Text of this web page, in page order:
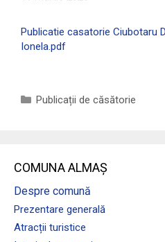
Publicatie casatorie Ciubotaru
Ionela.pdf
Categorii
Publicații de căsătorie
COMUNA ALMAȘ
Despre comună
Prezentare generală
Atracții turistice